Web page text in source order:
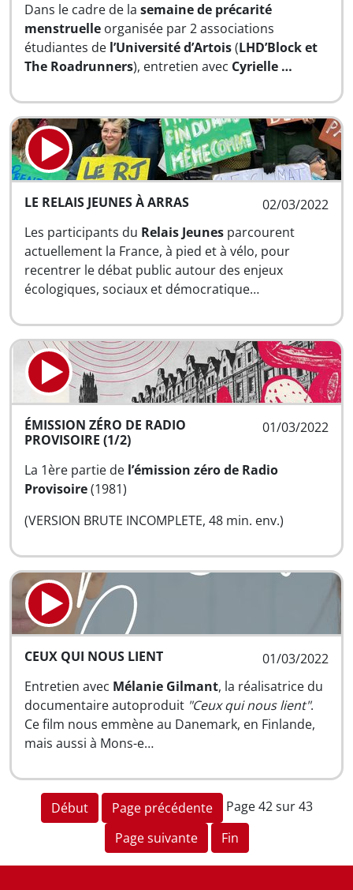
Dans le cadre de la semaine de précarité
menstruelle organisée par 2 associations
étudiantes de l’Université d’Artois(LHD’Block et
The Roadrunners), entretien avec Cyrielle …
02/03/2022
LE RELAIS JEUNES À ARRAS
Les participants du Relais Jeunes parcourent
actuellement la France, à pied et à vélo, pour
recentrer le débat public autour des enjeux
écologiques, sociaux et démocratique…
01/03/2022
ÉMISSION ZÉRO DE RADIO
PROVISOIRE (1/2)
La 1ère partie de l’émission zéro de Radio
Provisoire(1981)
(VERSION BRUTE INCOMPLETE, 48 min. env.)
01/03/2022
CEUX QUI NOUS LIENT
Entretien avec Mélanie Gilmant, la réalisatrice du
documentaire autoproduit "Ceux qui nous lient".
Ce film nous emmène au Danemark, en Finlande,
mais aussi à Mons-e…
Début Page précédente
Page 42 sur 43
Page suivante
Fin